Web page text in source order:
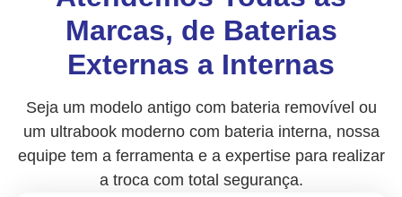
Marcas, de Baterias
Externas a Internas
Seja um modelo antigo com bateria removível ou
um ultrabook moderno com bateria interna, nossa
equipe tem a ferramenta e a expertise para realizar
a troca com total segurança.